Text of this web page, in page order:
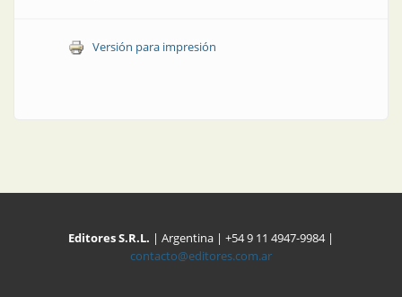
Versión para impresión
Editores S.R.L. | Argentina | +54 9 11 4947-9984 |
contacto@editores.com.ar